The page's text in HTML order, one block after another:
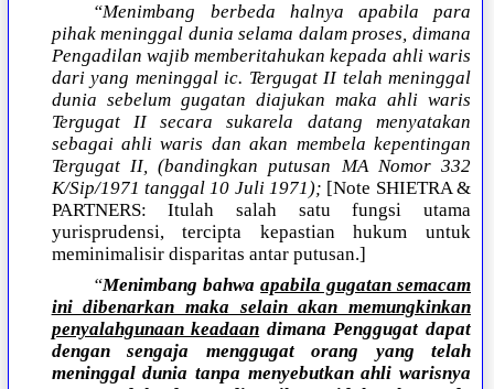
“Menimbang berbeda halnya apabila para
pihak meninggal dunia selama dalam proses, dimana
Pengadilan wajib memberitahukan kepada ahli waris
dari yang meninggal ic. Tergugat II telah meninggal
dunia sebelum gugatan diajukan maka ahli waris
Tergugat II secara sukarela datang menyatakan
sebagai ahli waris dan akan membela kepentingan
Tergugat II, (bandingkan putusan MA Nomor 332
K/Sip/1971 tanggal 10 Juli 1971); [Note SHIETRA &
PARTNERS: Itulah salah satu fungsi utama
yurisprudensi, tercipta kepastian hukum untuk
meminimalisir disparitas antar putusan.]
“Menimbang bahwaapabila gugatan semacam
ini dibenarkan maka selain akan memungkinkan
penyalahgunaan keadaan dimana Penggugat dapat
dengan sengaja menggugat orang yang telah
meninggal dunia tanpa menyebutkan ahli warisnya